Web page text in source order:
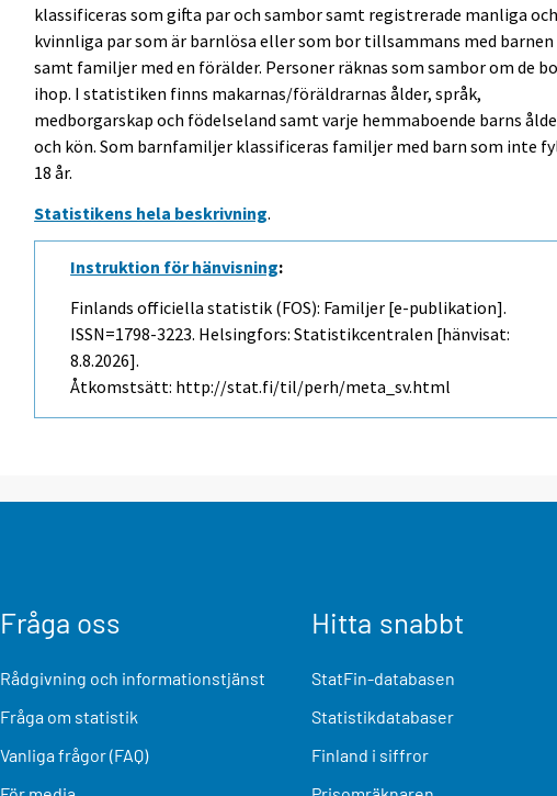
klassificeras som gifta par och sambor samt registrerade manliga och
kvinnliga par som är barnlösa eller som bor tillsammans med barnen
samt familjer med en förälder. Personer räknas som sambor om de
ihop. I statistiken finns makarnas/föräldrarnas ålder, språk,
medborgarskap och födelseland samt varje hemmaboende barns
och kön. Som barnfamiljer klassificeras familjer med barn som inte
18 år.
Statistikens hela beskrivning.
Instruktion för hänvisning:
Finlands officiella statistik (FOS): Familjer [e-publikation].
ISSN=1798-3223. Helsingfors: Statistikcentralen [hänvisat:
8.8.2026].
Åtkomstsätt: http://stat.fi/til/perh/meta_sv.html
Fråga oss
Rådgivning och informationstjänst
Fråga om statistik
Vanliga frågor (FAQ)
Hitta snabbt
StatFin-databasen
Statistikdatabaser
Finland i siffror